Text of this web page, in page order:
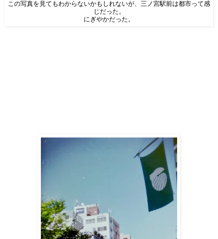
この写真を見てもわからないかもしれないが、三ノ宮駅前は都市って感
じだった。
にぎやかだった。